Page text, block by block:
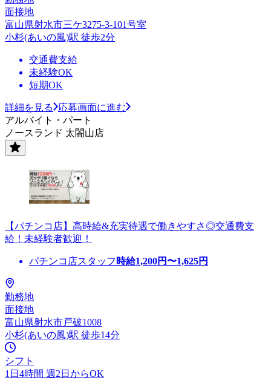
面接地
富山県射水市三ケ3275-3-101号室
小杉(あいの風)駅 徒歩2分
交通費支給
未経験OK
短期OK
詳細を見る
応募画面に進む
アルバイト・パート
ノースランド 太閤山店
【パチンコ店】高時給&充実待遇で働きやすさ◎交通費支
給！未経験者歓迎！
パチンコ店スタッフ 時給1,200円〜1,625円
勤務地
面接地
富山県射水市戸破1008
小杉(あいの風)駅 徒歩14分
シフト
1日4時間 週2日からOK